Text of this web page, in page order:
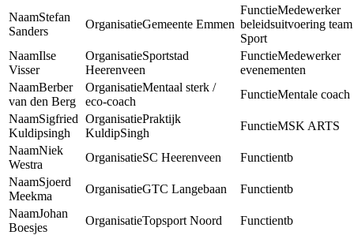
Stefan
Sanders
Gemeente Emmen
Medewerker
beleidsuitvoering team
Sport
Ilse
Visser
Sportstad
Heerenveen
Medewerker
evenementen
Berber
van den Berg
Mentaal sterk /
eco-coach
Mentale coach
Sigfried
Kuldipsingh
Praktijk
KuldipSingh
MSK ARTS
Niek
Westra
SC Heerenveen
ntb
Sjoerd
Meekma
GTC Langebaan
ntb
Johan
Boesjes
Topsport Noord
ntb